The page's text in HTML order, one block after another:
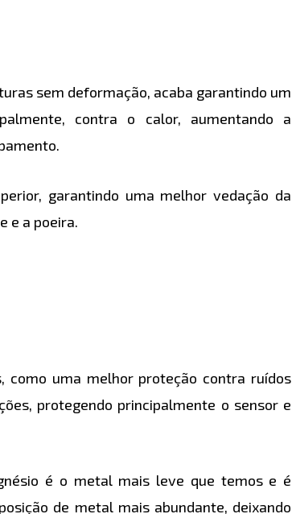
sem deformação, acaba garantindo um
contra o calor, aumentando a
garantindo uma melhor vedação da
e a poeira.
como uma melhor proteção contra ruídos
protegendo principalmente o sensor e
é o metal mais leve que temos e é
de metal mais abundante, deixando